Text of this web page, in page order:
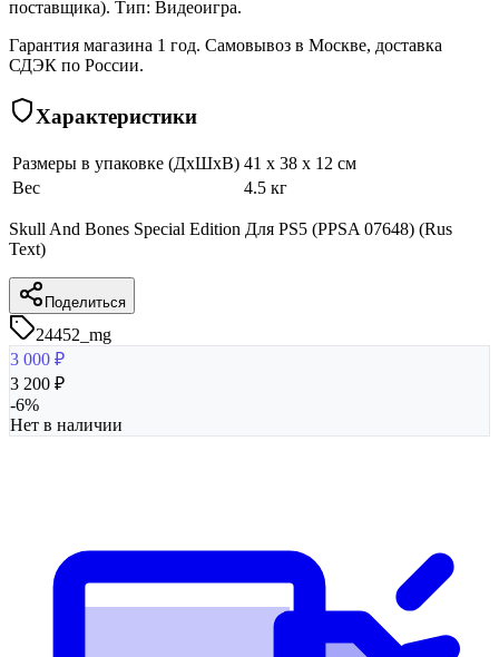
поставщика). Тип: Видеоигра.
Гарантия магазина 1 год. Самовывоз в Москве, доставка
СДЭК по России.
Характеристики
Размеры в упаковке (ДхШхВ) 41 x 38 x 12 см
Вес
4.5 кг
Skull And Bones Special Edition Для PS5 (PPSA 07648) (Rus
Text)
Поделиться
24452_mg
3 000 ₽
3 200 ₽
-6%
Нет в наличии